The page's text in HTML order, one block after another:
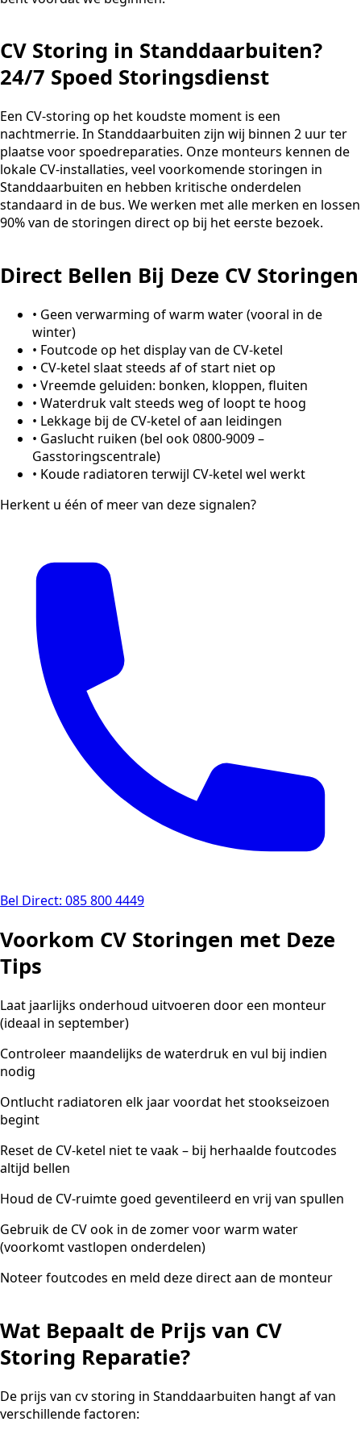
CV Storing in Standdaarbuiten?
24/7 Spoed Storingsdienst
Een CV-storing op het koudste moment is een
nachtmerrie. In Standdaarbuiten zijn wij binnen 2 uur ter
plaatse voor spoedreparaties. Onze monteurs kennen de
lokale CV-installaties, veel voorkomende storingen in
Standdaarbuiten en hebben kritische onderdelen
standaard in de bus. We werken met alle merken en lossen
90% van de storingen direct op bij het eerste bezoek.
Direct Bellen Bij Deze CV Storingen
• Geen verwarming of warm water (vooral in de
winter)
• Foutcode op het display van de CV-ketel
• CV-ketel slaat steeds af of start niet op
• Vreemde geluiden: bonken, kloppen, fluiten
• Waterdruk valt steeds weg of loopt te hoog
• Lekkage bij de CV-ketel of aan leidingen
• Gaslucht ruiken (bel ook 0800-9009 –
Gasstoringscentrale)
• Koude radiatoren terwijl CV-ketel wel werkt
Herkent u één of meer van deze signalen?
Bel Direct: 085 800 4449
Voorkom CV Storingen met Deze
Tips
Laat jaarlijks onderhoud uitvoeren door een monteur
(ideaal in september)
Controleer maandelijks de waterdruk en vul bij indien
nodig
Ontlucht radiatoren elk jaar voordat het stookseizoen
begint
Reset de CV-ketel niet te vaak – bij herhaalde foutcodes
altijd bellen
Houd de CV-ruimte goed geventileerd en vrij van spullen
Gebruik de CV ook in de zomer voor warm water
(voorkomt vastlopen onderdelen)
Noteer foutcodes en meld deze direct aan de monteur
Wat Bepaalt de Prijs van CV
Storing Reparatie?
De prijs van cv storing in Standdaarbuiten hangt af van
verschillende factoren: